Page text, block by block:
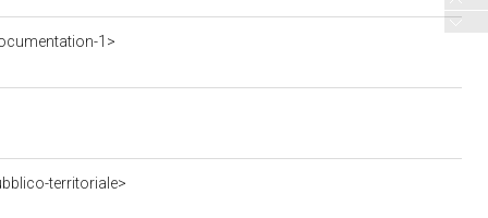
1>
territoriale>